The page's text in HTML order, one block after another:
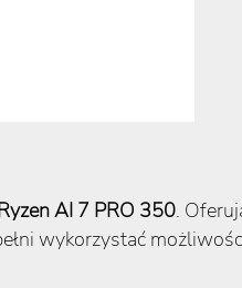
AI 7 PRO 350.
wykorzystać